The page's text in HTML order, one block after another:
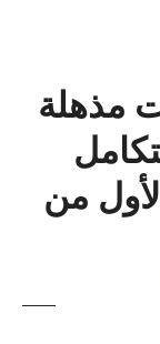
مذهلة
من